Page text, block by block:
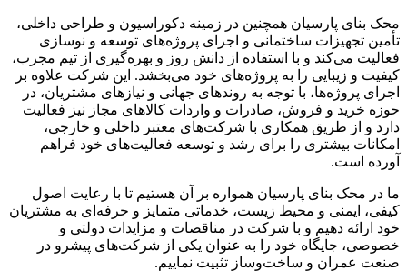
محک بنای پارسیان همچنین در زمینه دکوراسیون و طراحی داخلی،
تأمین تجهیزات ساختمانی و اجرای پروژه‌های توسعه و نوسازی
فعالیت می‌کند و با استفاده از دانش روز و بهره‌گیری از تیم مجرب،
کیفیت و زیبایی را به پروژه‌های خود می‌بخشد. این شرکت علاوه بر
اجرای پروژه‌ها، با توجه به روندهای جهانی و نیازهای مشتریان، در
حوزه خرید و فروش، صادرات و واردات کالاهای مجاز نیز فعالیت
دارد و از طریق همکاری با شرکت‌های معتبر داخلی و خارجی،
امکانات بیشتری را برای رشد و توسعه فعالیت‌های خود فراهم
آورده است.
ما در محک بنای پارسیان همواره بر آن هستیم تا با رعایت اصول
کیفی، ایمنی و محیط زیست، خدماتی متمایز و حرفه‌ای به مشتریان
خود ارائه دهیم و با شرکت در مناقصات و مزایدات دولتی و
خصوصی، جایگاه خود را به عنوان یکی از شرکت‌های پیشرو در
صنعت عمران و ساخت‌وساز تثبیت نماییم.